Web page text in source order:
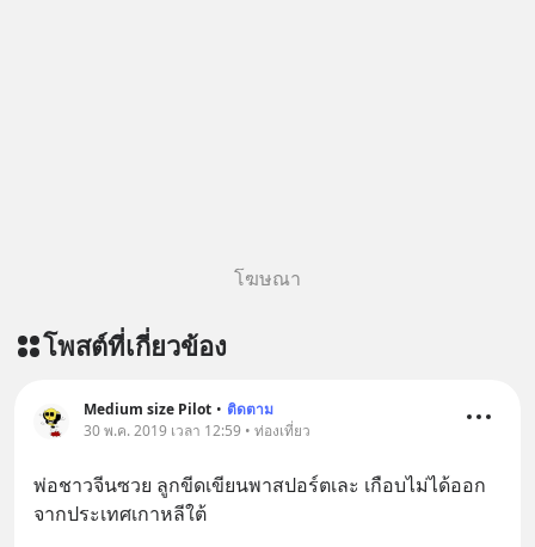
โฆษณา
โพสต์ที่เกี่ยวข้อง
Medium size Pilot • ติดตาม
30 พ.ค. 2019 เวลา 12:59 • ท่องเที่ยว
พ่อชาวจีนซวย ลูกขีดเขียนพาสปอร์ตเละ เกือบไม่ได้ออก
จากประเทศเกาหลีใต้